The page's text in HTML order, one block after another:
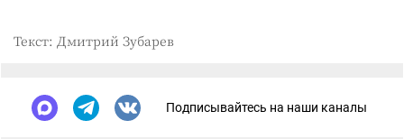
Текст: Дмитрий Зубарев
Подписывайтесь на наши каналы